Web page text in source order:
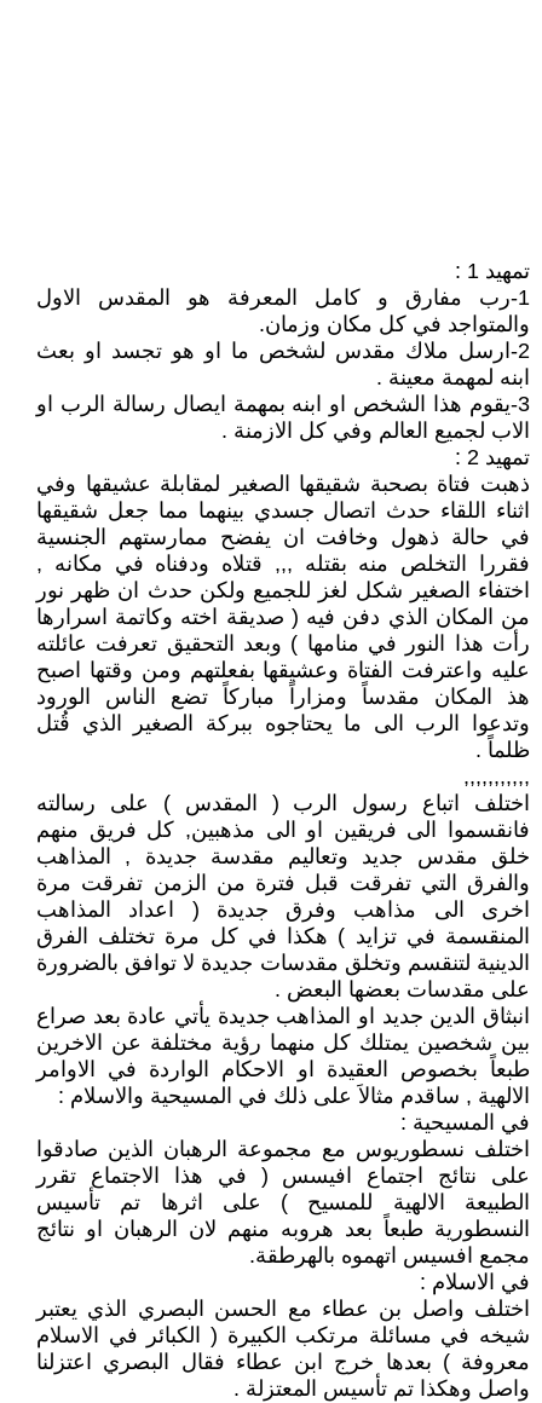
تمهيد 1 :
1-رب مفارق و كامل المعرفة هو المقدس الاول
والمتواجد في كل مكان وزمان.
2-ارسل ملاك مقدس لشخص ما او هو تجسد او بعث
ابنه لمهمة معينة .
3-يقوم هذا الشخص او ابنه بمهمة ايصال رسالة الرب او
الاب لجميع العالم وفي كل الازمنة .
تمهيد 2 :
ذهبت فتاة بصحبة شقيقها الصغير لمقابلة عشيقها وفي
اثناء اللقاء حدث اتصال جسدي بينهما مما جعل شقيقها
في حالة ذهول وخافت ان يفضح ممارستهم الجنسية
فقررا التخلص منه بقتله ,,, قتلاه ودفناه في مكانه ,
اختفاء الصغير شكل لغز للجميع ولكن حدث ان ظهر نور
من المكان الذي دفن فيه ( صديقة اخته وكاتمة اسرارها
رأت هذا النور في منامها ) وبعد التحقيق تعرفت عائلته
عليه واعترفت الفتاة وعشيقها بفعلتهم ومن وقتها اصبح
هذ المكان مقدساً ومزاراً مباركاً تضع الناس الورود
وتدعوا الرب الى ما يحتاجوه ببركة الصغير الذي قُتل
ظلماً .
,,,,,,,,,,,
اختلف اتباع رسول الرب ( المقدس ) على رسالته
فانقسموا الى فريقين او الى مذهبين, كل فريق منهم
خلق مقدس جديد وتعاليم مقدسة جديدة , المذاهب
والفرق التي تفرقت قبل فترة من الزمن تفرقت مرة
اخرى الى مذاهب وفرق جديدة ( اعداد المذاهب
المنقسمة في تزايد ) هكذا في كل مرة تختلف الفرق
الدينية لتنقسم وتخلق مقدسات جديدة لا توافق بالضرورة
على مقدسات بعضها البعض .
انبثاق الدين جديد او المذاهب جديدة يأتي عادة بعد صراع
بين شخصين يمتلك كل منهما رؤية مختلفة عن الاخرين
طبعاً بخصوص العقيدة او الاحكام الواردة في الاوامر
الالهية , ساقدم مثالاَ على ذلك في المسيحية والاسلام :
في المسيحية :
اختلف نسطوريوس مع مجموعة الرهبان الذين صادقوا
على نتائج اجتماع افيسس ( في هذا الاجتماع تقرر
الطبيعة الالهية للمسيح ) على اثرها تم تأسيس
النسطورية طبعاً بعد هروبه منهم لان الرهبان او نتائج
مجمع افسيس اتهموه بالهرطقة.
في الاسلام :
اختلف واصل بن عطاء مع الحسن البصري الذي يعتبر
شيخه في مسائلة مرتكب الكبيرة ( الكبائر في الاسلام
معروفة ) بعدها خرج ابن عطاء فقال البصري اعتزلنا
واصل وهكذا تم تأسيس المعتزلة .